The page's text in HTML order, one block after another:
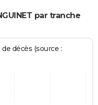
par tranche
décès (source :